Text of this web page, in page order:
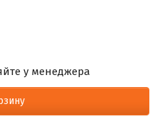
у менеджера